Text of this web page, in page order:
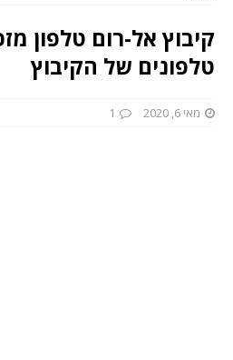
קיבוץ אל-רום טלפון
טלפונים של הקיבוץ
מאי 6, 2020 1